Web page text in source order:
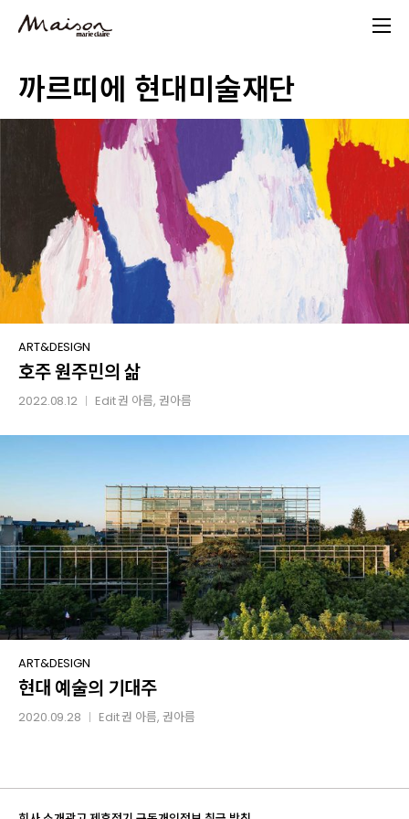
content
까르띠에 현대미술재단
호주
원주민의
삶
ART&DESIGN
호주 원주민의 삶
2022.08.12 Edit권 아름, 권아름
현대
예술의
기대주
ART&DESIGN
현대 예술의 기대주
2020.09.28 Edit권 아름, 권아름